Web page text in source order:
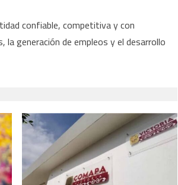
confiable, competitiva y con
generación de empleos y el desarrollo